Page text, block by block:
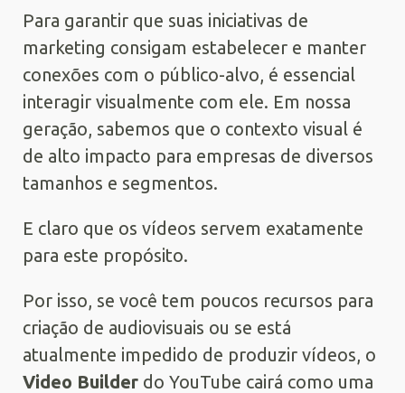
Para garantir que suas iniciativas de
marketing consigam estabelecer e manter
conexões com o público-alvo, é essencial
interagir visualmente com ele. Em nossa
geração, sabemos que o contexto visual é
de alto impacto para empresas de diversos
tamanhos e segmentos.
E claro que os vídeos servem exatamente
para este propósito.
Por isso, se você tem poucos recursos para
criação de audiovisuais ou se está
atualmente impedido de produzir vídeos, o
Video Builder do YouTube cairá como uma